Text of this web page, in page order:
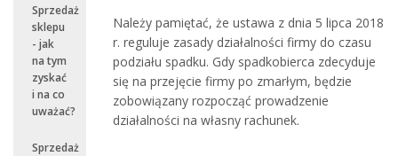
Sprzedaż
sklepu
- jak
na tym
zyskać
i na co
uważać?
Sprzedaż
Należy pamiętać, że ustawa z dnia 5 lipca 2018
r. reguluje zasady działalności firmy do czasu
podziału spadku. Gdy spadkobierca zdecyduje
się na przejęcie firmy po zmarłym, będzie
zobowiązany rozpocząć prowadzenie
działalności na własny rachunek.